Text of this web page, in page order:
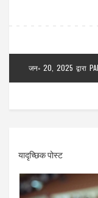
जन॰ 20, 2025 द्वारा
यादृच्छिक पोस्ट